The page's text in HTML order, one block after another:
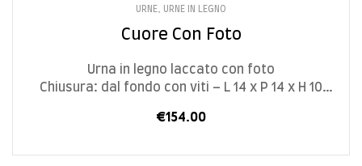
URNE URNE IN LEGNO
Cuore Con Foto
Urna in legno laccato con foto
Chiusura: dal fondo con viti – L 14 x P 14 x H 10
€154.00